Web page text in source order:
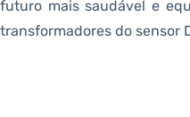
futuro mais saudável e
transformadores do sensor